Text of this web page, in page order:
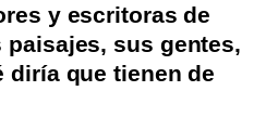
y escritoras de
paisajes, sus gentes,
que tienen de